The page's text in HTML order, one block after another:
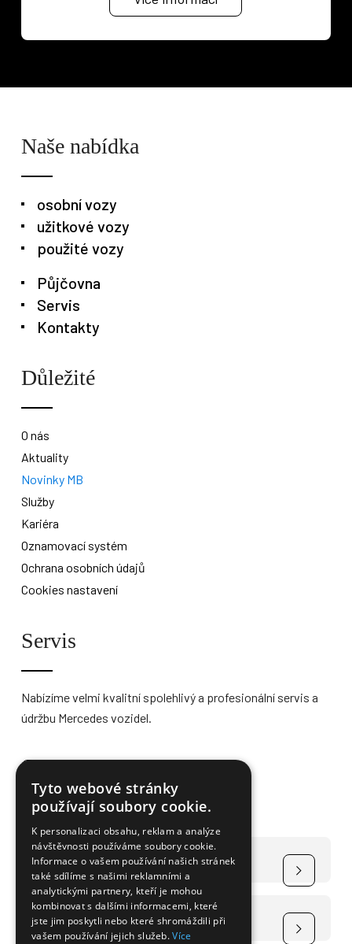
Naše nabídka
osobní vozy
užitkové vozy
použité vozy
Půjčovna
Servis
Kontakty
Důležité
O nás
Aktuality
Novinky MB
Služby
Kariéra
Oznamovací systém
Ochrana osobních údajů
Cookies nastavení
Servis
Nabízíme velmi kvalitní spolehlivý a profesionální servis a
údržbu Mercedes vozidel.
Čerpání dotace na elektromobily
Čerpání dotace na FVE
Tyto webové stránky
používají soubory cookie.
K personalizaci obsahu, reklam a analýze
návštěvnosti používáme soubory cookie.
Informace o vašem používání našich stránek
také sdílíme s našimi reklamními a
analytickými partnery, kteří je mohou
kombinovat s dalšími informacemi, které
jste jim poskytli nebo které shromáždili při
vašem používání jejich služeb.Více